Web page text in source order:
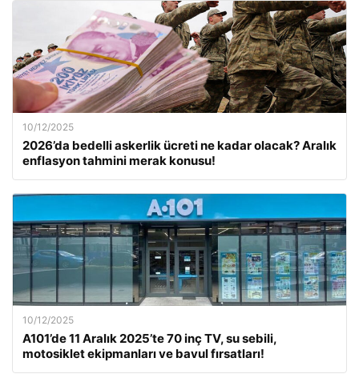
10/12/2025
2026’da bedelli askerlik ücreti ne kadar olacak? Aralık
enflasyon tahmini merak konusu!
10/12/2025
A101’de 11 Aralık 2025’te 70 inç TV, su sebili,
motosiklet ekipmanları ve bavul fırsatları!